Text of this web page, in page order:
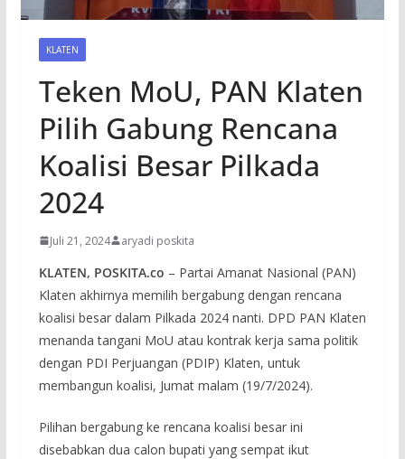
KLATEN
Teken MoU, PAN Klaten
Pilih Gabung Rencana
Koalisi Besar Pilkada
2024
Juli 21, 2024 aryadi poskita
KLATEN, POSKITA.co – Partai Amanat Nasional (PAN)
Klaten akhirnya memilih bergabung dengan rencana
koalisi besar dalam Pilkada 2024 nanti. DPD PAN Klaten
menanda tangani MoU atau kontrak kerja sama politik
dengan PDI Perjuangan (PDIP) Klaten, untuk
membangun koalisi, Jumat malam (19/7/2024).
Pilihan bergabung ke rencana koalisi besar ini
disebabkan dua calon bupati yang sempat ikut